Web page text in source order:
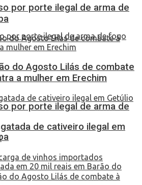
por porte ilegal de arma de
por porte ilegal de arma de
do Agosto Lilás de combate
a mulher em Erechim
de cativeiro ilegal em